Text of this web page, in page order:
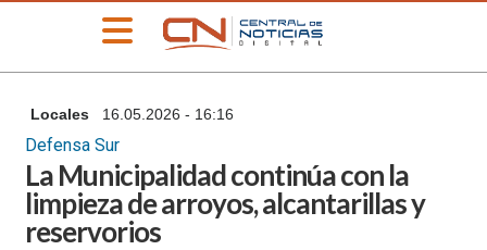
PORTADA
Deportes
Educación
Locales 16.05.2026 - 16:16
Defensa Sur
La Municipalidad continúa con la
limpieza de arroyos, alcantarillas y
reservorios